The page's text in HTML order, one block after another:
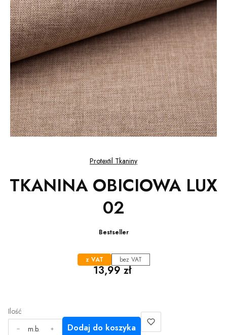
Protextil Tkaniny
TKANINA OBICIOWA LUX
02
Bestseller
z VAT bez VAT
Cena
13,99 zł
Ilość
m.b.
Dodaj do koszyka